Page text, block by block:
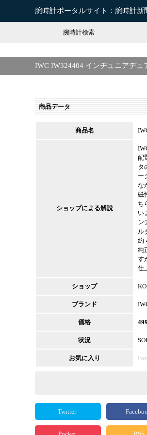
腕時計ポータルサイト：腕時計新
腕時計検索
IWC IW324404 インヂュニアデ
商品データ
商品名
ショップによる解説
配
タ
ー
な
磁
ち
い
ン
ル
約
純
す
仕
ショップ
ブランド
価格
状況
お気に入り
Twitter